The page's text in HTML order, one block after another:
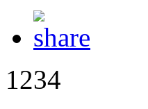
1234